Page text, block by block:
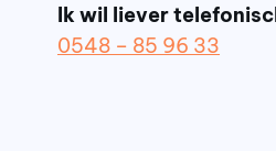
Ik wil liever
0548 – 85 96 33